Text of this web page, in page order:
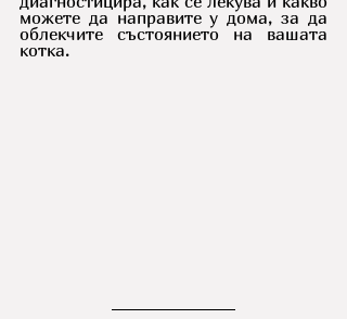
можете да направите у дома, за да
облекчите състоянието на вашата
котка.